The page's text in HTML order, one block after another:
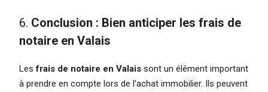
6. Conclusion : Bien anticiper les frais de
notaire en Valais
Lesfrais de notaire en Valais sont un élément important
à prendre en compte lors de l’achat immobilier. Ils peuvent